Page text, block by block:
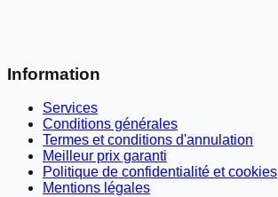
Information
Services
Conditions générales
Termes et conditions d'annulation
Meilleur prix garanti
Politique de confidentialité et cookies
Mentions légales